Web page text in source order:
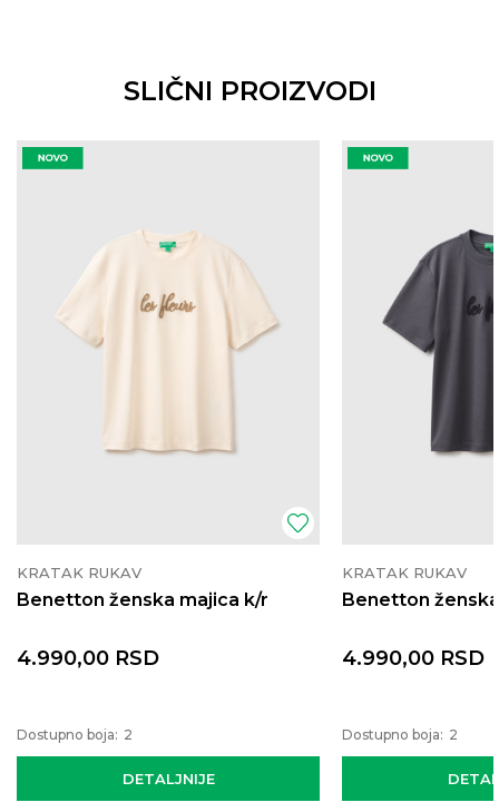
SLIČNI PROIZVODI
KRATAK RUKAV
Benetton ženska majica k/r
DETALJNIJE
4.990,00 RSD
Dostupno boja: 2
KRATAK RUKAV
Benetton
4.990,00 RSD
Dostupno boja: 2